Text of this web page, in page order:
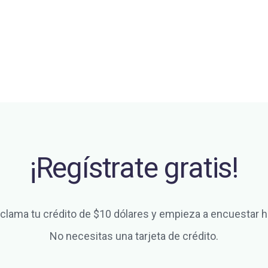
¡Regístrate gratis!
tu crédito de $10 dólares y empieza a encuestar
No necesitas una tarjeta de crédito.